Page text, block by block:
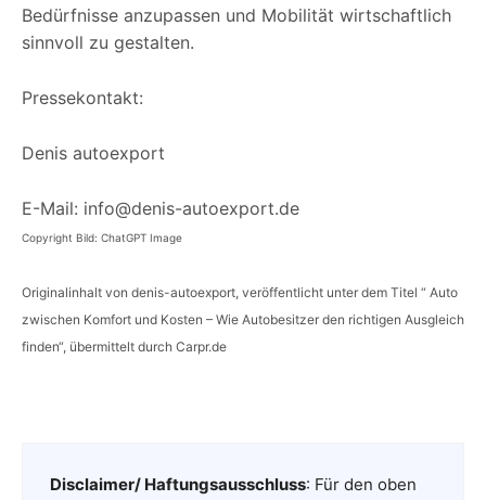
Bedürfnisse anzupassen und Mobilität wirtschaftlich
sinnvoll zu gestalten.
Pressekontakt:
Denis autoexport
E-Mail: info@denis-autoexport.de
Copyright Bild: ChatGPT Image
Originalinhalt von denis-autoexport, veröffentlicht unter dem Titel “ Auto
zwischen Komfort und Kosten – Wie Autobesitzer den richtigen Ausgleich
finden“, übermittelt durch Carpr.de
Disclaimer/ Haftungsausschluss: Für den oben